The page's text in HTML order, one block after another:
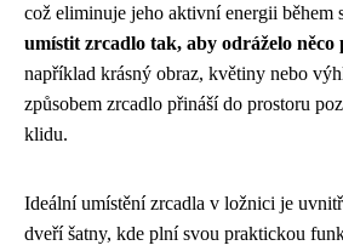
což eliminuje jeho aktivní energii během
umístit zrcadlo tak, aby odráželo
například krásný obraz, květiny nebo
způsobem zrcadlo přináší do prostoru
klidu.
Ideální umístění zrcadla v ložnici je
dveří šatny, kde plní svou praktickou